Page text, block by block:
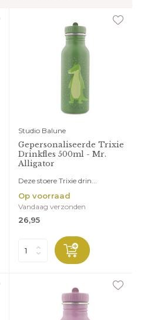
Studio Balune
Gepersonaliseerde Trixie
Drinkfles 500ml - Mr.
Alligator
Deze stoere Trixie drin...
Op voorraad
Vandaag verzonden
26,95